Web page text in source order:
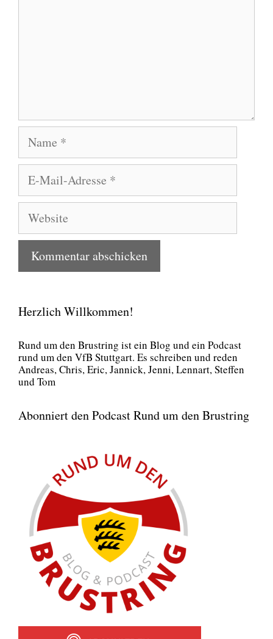
Name
E-
Mail-
Adresse
Website
Herzlich Willkommen!
Rund um den Brust­ring ist ein Blog und ein Pod­cast
rund um den VfB Stutt­gart. Es schrei­ben und reden
Andre­as, Chris, Eric, Jan­nick, Jen­ni, Lenn­art, Stef­fen
und Tom
Abonniert den Podcast Rund um den Brustring